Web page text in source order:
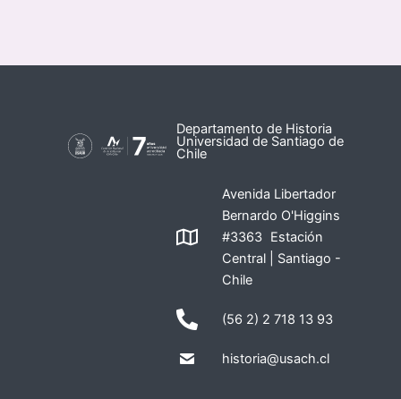
Departamento de Historia
Universidad de Santiago de
Chile
Avenida Libertador
Bernardo O'Higgins
#3363 Estación
Central | Santiago -
Chile
(56 2) 2 718 13 93
historia@usach.cl